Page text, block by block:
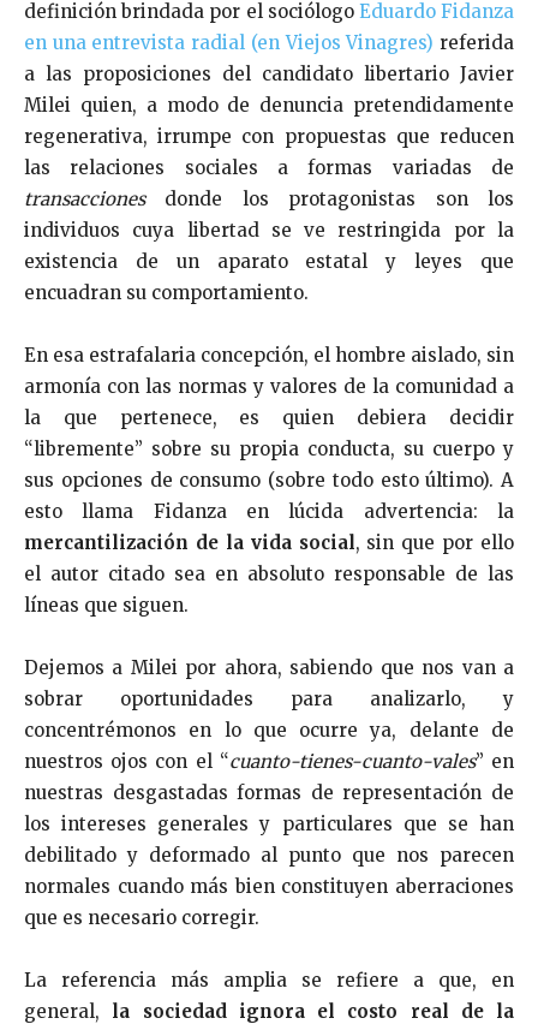
definición brindada por el sociólogo Eduardo Fidanza
en una entrevista radial (en Viejos Vinagres) referida
a las proposiciones del candidato libertario Javier
Milei quien, a modo de denuncia pretendidamente
regenerativa, irrumpe con propuestas que reducen
las relaciones sociales a formas variadas de
transaccionesdonde los protagonistas son los
individuos cuya libertad se ve restringida por la
existencia de un aparato estatal y leyes que
encuadran su comportamiento.
En esa estrafalaria concepción, el hombre aislado, sin
armonía con las normas y valores de la comunidad a
la que pertenece, es quien debiera decidir
“libremente” sobre su propia conducta, su cuerpo y
sus opciones de consumo (sobre todo esto último). A
esto llama Fidanza en lúcida advertencia: la
mercantilización de la vida social, sin que por ello
el autor citado sea en absoluto responsable de las
líneas que siguen.
Dejemos a Milei por ahora, sabiendo que nos van a
sobrar oportunidades para analizarlo, y
concentrémonos en lo que ocurre ya, delante de
nuestros ojos con el “cuanto-tienes-cuanto-vales” en
nuestras desgastadas formas de representación de
los intereses generales y particulares que se han
debilitado y deformado al punto que nos parecen
normales cuando más bien constituyen aberraciones
que es necesario corregir.
La referencia más amplia se refiere a que, en
general, la sociedad ignora el costo real de la